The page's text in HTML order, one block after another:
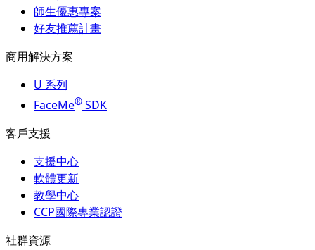
師生優惠專案
好友推薦計畫
商用解決方案
U 系列
FaceMe® SDK
客戶支援
支援中心
軟體更新
教學中心
CCP國際專業認證
社群資源